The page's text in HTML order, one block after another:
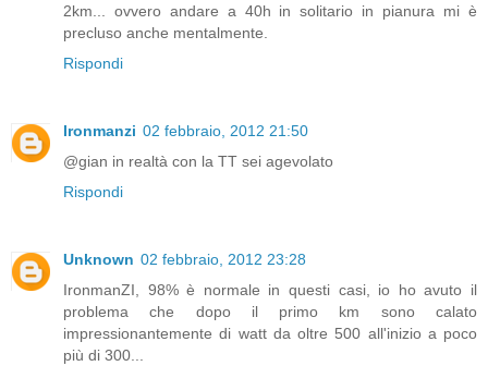
2km... ovvero andare a 40h in solitario in pianura mi è
precluso anche mentalmente.
Rispondi
Ironmanzi 02 febbraio, 2012 21:50
@gian in realtà con la TT sei agevolato
Rispondi
Unknown 02 febbraio, 2012 23:28
IronmanZI, 98% è normale in questi casi, io ho avuto il
problema che dopo il primo km sono calato
impressionantemente di watt da oltre 500 all'inizio a poco
più di 300...